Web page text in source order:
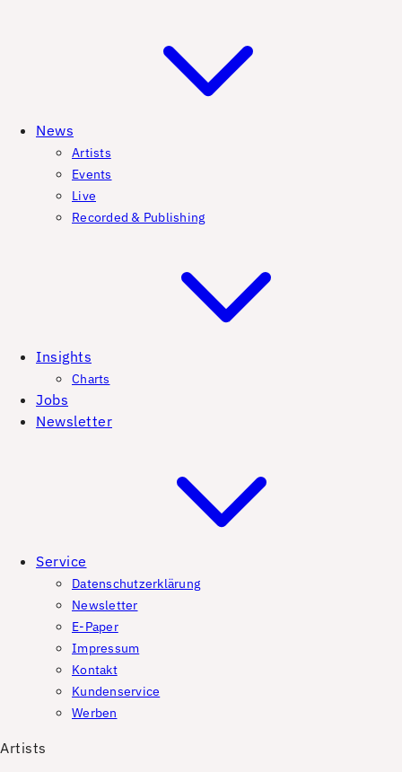
News
Artists
Events
Live
Recorded & Publishing
Insights
Charts
Jobs
Newsletter
Service
Datenschutzerklärung
Newsletter
E-Paper
Impressum
Kontakt
Kundenservice
Werben
Artists